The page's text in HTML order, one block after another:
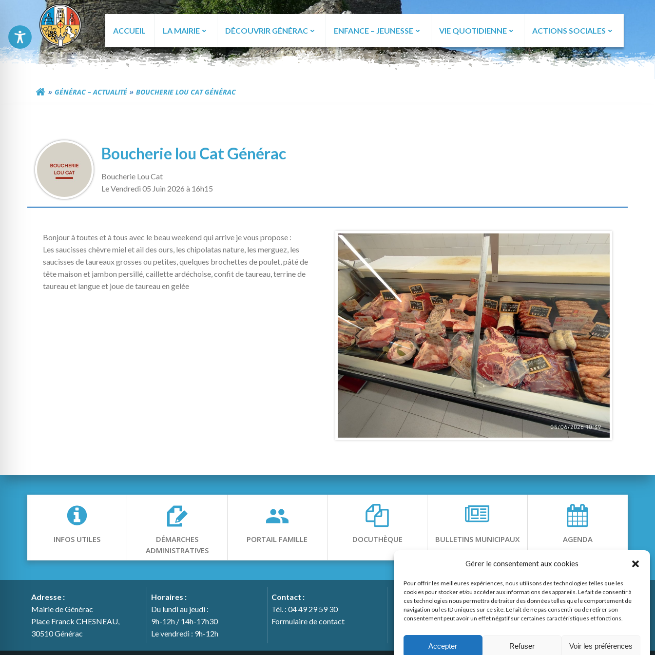
Gérer le consentement aux cookies
Pour offrir les meilleures expériences, nous utilisons des technologies telles que les
cookies pour stocker et/ou accéder aux informations des appareils. Le fait de consentir à
ces technologies nous permettra de traiter des données telles que le comportement de
navigation ou les ID uniques sur ce site. Le fait de ne pas consentir ou de retirer son
consentement peut avoir un effet négatif sur certaines caractéristiques et fonctions.
Accepter Refuser Voir les préférences
contenu
Commune de Générac
ACCUEIL LA MAIRIE DÉCOUVRIR GÉNÉRAC ENFANCE – JEUNESSE VIE QUOTIDIENNE ACTIONS SOCIALES
GÉNÉRAC – ACTUALITÉ BOUCHERIE LOU CAT GÉNÉRAC
Boucherie lou Cat Générac
Boucherie Lou Cat
Le Vendredi 05 Juin 2026 à 16h15
Bonjour à toutes et à tous avec le beau weekend qui arrive je vous propose :
Les saucisses chèvre miel et ail des ours, les chipolatas nature, les merguez, les
saucisses de taureaux grosses ou petites, quelques brochettes de poulet, pâté de
tête maison et jambon persillé, caillette ardéchoise, confit de taureau, terrine de
taureau et langue et joue de taureau en gelée
INFOS UTILES
DÉMARCHES
ADMINISTRATIVES
PORTAIL FAMILLE DOCUTHÈQUE BULLETINS MUNICIPAUX AGENDA
Adresse :
Mairie de Générac
Place Franck CHESNEAU,
30510 Générac
Horaires :
Du lundi au jeudi :
9h-12h / 14h-17h30
Le vendredi : 9h-12h
Contact :
Tél. : 04 49 29 59 30
Formulaire de contact
Notre page Facebook